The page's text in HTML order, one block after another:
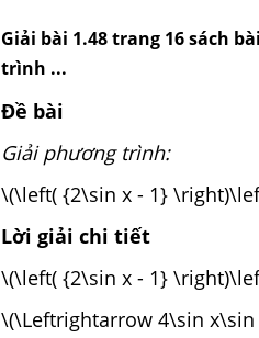
Giải bài 1.48 trang 16 sách
trình ...
Đề bài
Giải phương trình:
\(\left( {2\sin x - 1}
Lời giải chi tiết
\(\left( {2\sin x - 1}
\(\Leftrightarrow 4\sin x\sin